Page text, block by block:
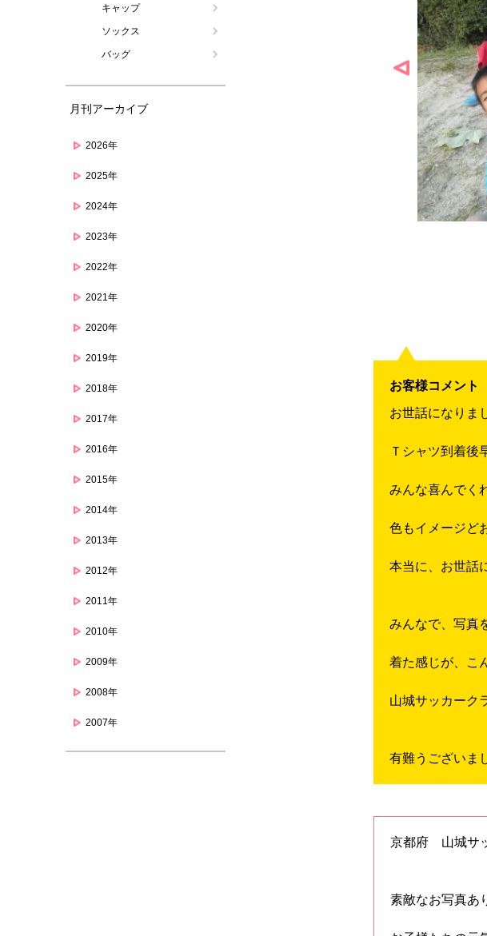
キャップ
ソックス
バッグ
月刊アーカイブ
2026年
2025年
2024年
2023年
2022年
2021年
2020年
2019年
2018年
2017年
2016年
2015年
2014年
2013年
2012年
2011年
2010年
2009年
2008年
2007年
お客様コメント
お世話になりま
Ｔシャツ到着後
みんな喜んでく
色もイメージど
本当に、お世話
みんなで、写真
着た感じが、こ
山城サッカーク
有難うございま
京都府 山城サ
素敵なお写真あ